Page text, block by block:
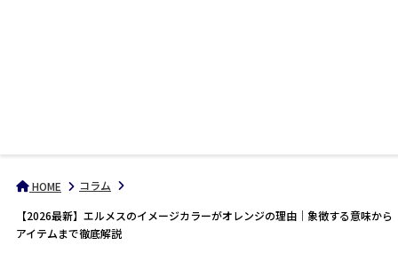
HOME
コラム
【2026最新】エルメスのイメージカラーがオレンジの理由｜象徴する意味から
アイテムまで徹底解説